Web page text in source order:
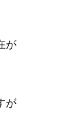
が
が